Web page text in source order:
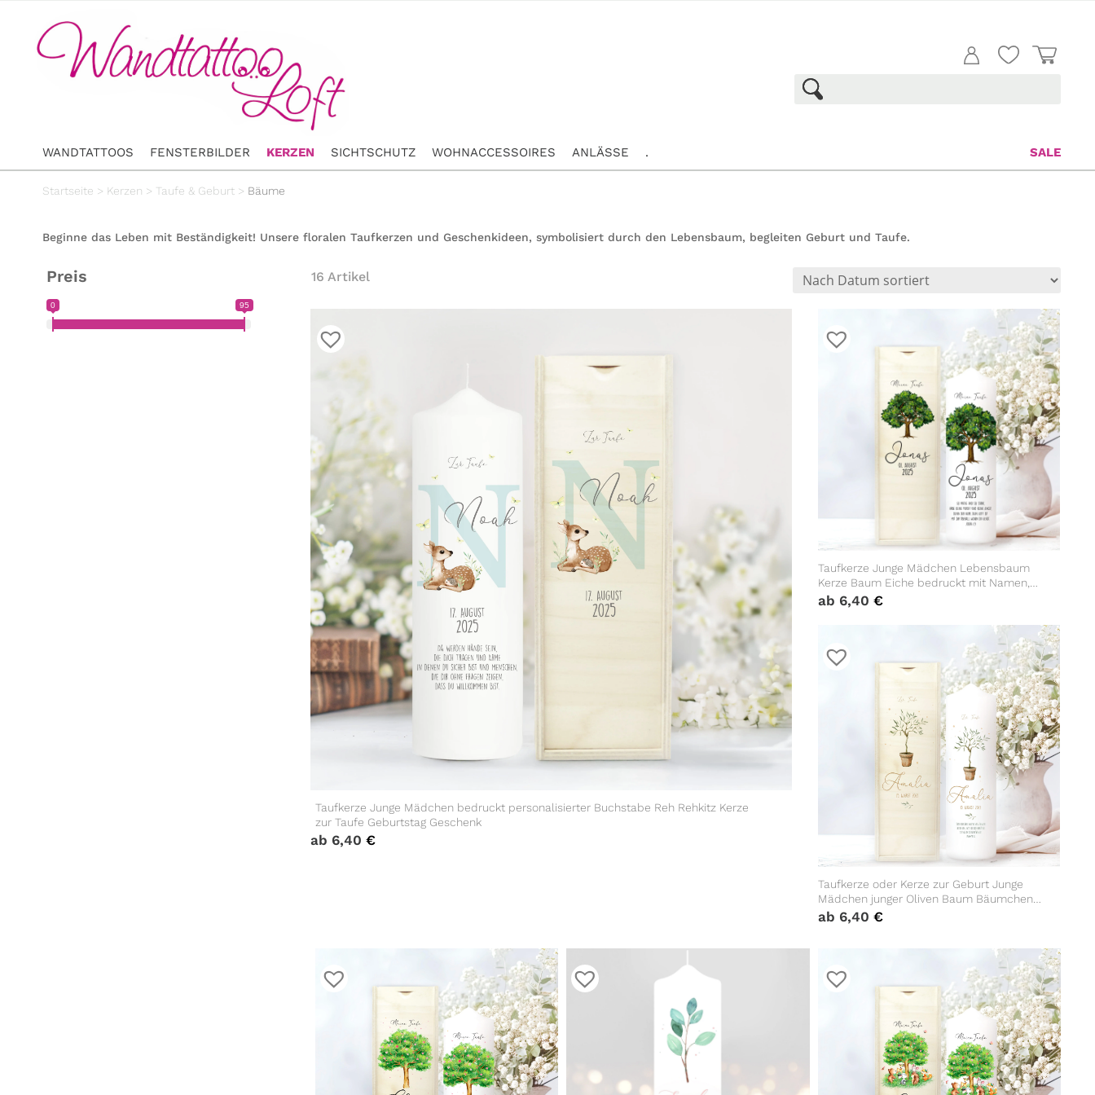
WANDTATTOOS FENSTERBILDER KERZEN SICHTSCHUTZ WOHNACCESSOIRES ANLÄSSE SALE
.
Startseite > Kerzen > Taufe & Geburt > Bäume
Beginne das Leben mit Beständigkeit! Unsere floralen Taufkerzen und Geschenkideen, symbolisiert durch den Lebensbaum, begleiten Geburt und Taufe.
Preis
0 95
16 Artikel
Taufkerze Junge Mädchen bedruckt personalisierter Buchstabe Reh Rehkitz Kerze
zur Taufe Geburtstag Geschenk
ab 6,40 €
Taufkerze Junge Mädchen Lebensbaum
Kerze Baum Eiche bedruckt mit Namen,
Datum und auf Wunsch eigenem,
vorgegebenem oder keinem Taufspruch
ab 6,40 €
Taufkerze oder Kerze zur Geburt Junge
Mädchen junger Oliven Baum Bäumchen
pastell mit Namen, Datum und Spruch
ab 6,40 €